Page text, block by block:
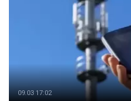
09.03 17:02